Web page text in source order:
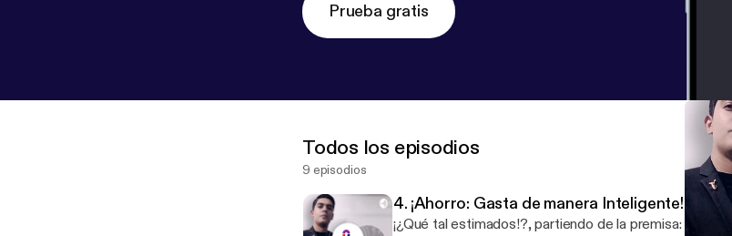
Prueba gratis
Todos los episodios
9 episodios
4. ¡Ahorro: Gasta de manera Inteligente!
¡¿Qué tal estimados!?, partiendo de la premisa: